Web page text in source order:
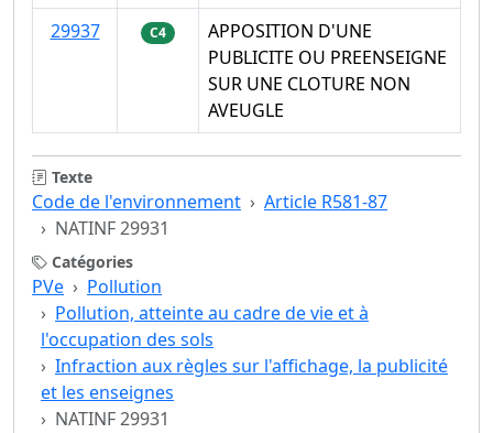
29937
C4
APPOSITION D'UNE
PUBLICITE OU PREENSEIGNE
SUR UNE CLOTURE NON
AVEUGLE
Texte
Code de l'environnement
Article R581-87
NATINF 29931
Catégories
PVe
Pollution
Pollution, atteinte au cadre de vie et à
l'occupation des sols
Infraction aux règles sur l'affichage, la publicité
et les enseignes
NATINF 29931